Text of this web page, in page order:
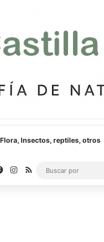
Flora, Insectos, reptiles, otros
Facebook
Instagram
RSS